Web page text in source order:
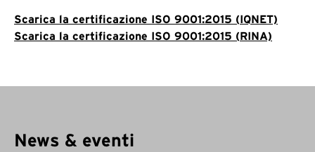
Scarica la certificazione ISO 9001:2015 (IQNET)
Scarica la certificazione ISO 9001:2015 (RINA)
News & eventi